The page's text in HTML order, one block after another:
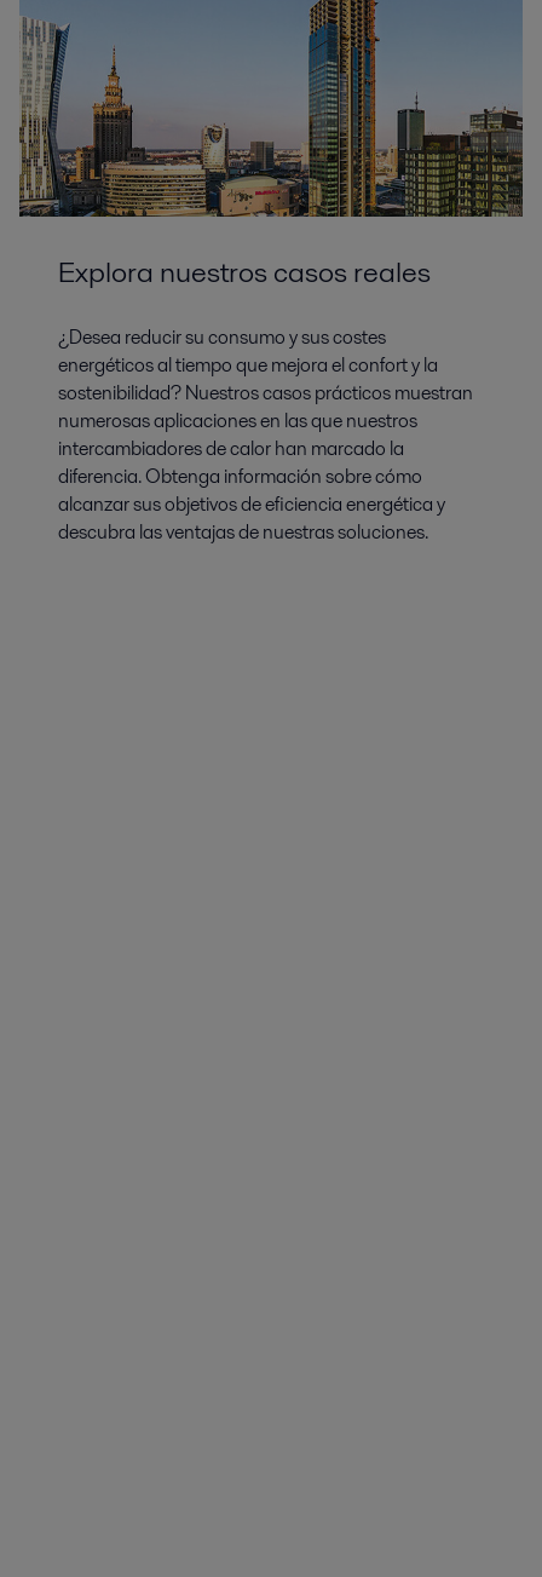
Explora nuestros casos reales
¿Desea reducir su consumo y sus costes
energéticos al tiempo que mejora el confort y la
sostenibilidad? Nuestros casos prácticos muestran
numerosas aplicaciones en las que nuestros
intercambiadores de calor han marcado la
diferencia. Obtenga información sobre cómo
alcanzar sus objetivos de eficiencia energética y
descubra las ventajas de nuestras soluciones.